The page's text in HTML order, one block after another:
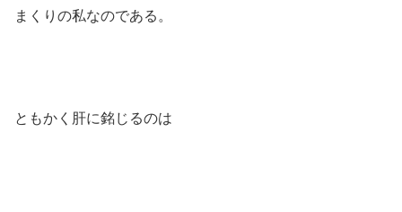
まくりの私なのである。
ともかく肝に銘じるのは